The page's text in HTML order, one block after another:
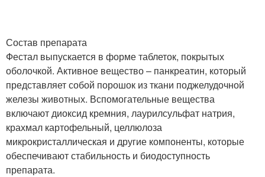
Состав препарата
Фестал выпускается в форме таблеток, покрытых
оболочкой. Активное вещество – панкреатин, который
представляет собой порошок из ткани поджелудочной
железы животных. Вспомогательные вещества
включают диоксид кремния, лаурилсульфат натрия,
крахмал картофельный, целлюлоза
микрокристаллическая и другие компоненты, которые
обеспечивают стабильность и биодоступность
препарата.